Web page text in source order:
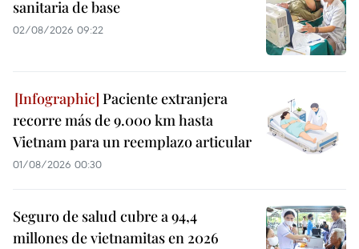
sanitaria de base
02/08/2026 09:22
Paciente extranjera
recorre más de 9.000 km hasta
Vietnam para un reemplazo articular
01/08/2026 00:30
Seguro de salud cubre a 94,4
millones de vietnamitas en 2026